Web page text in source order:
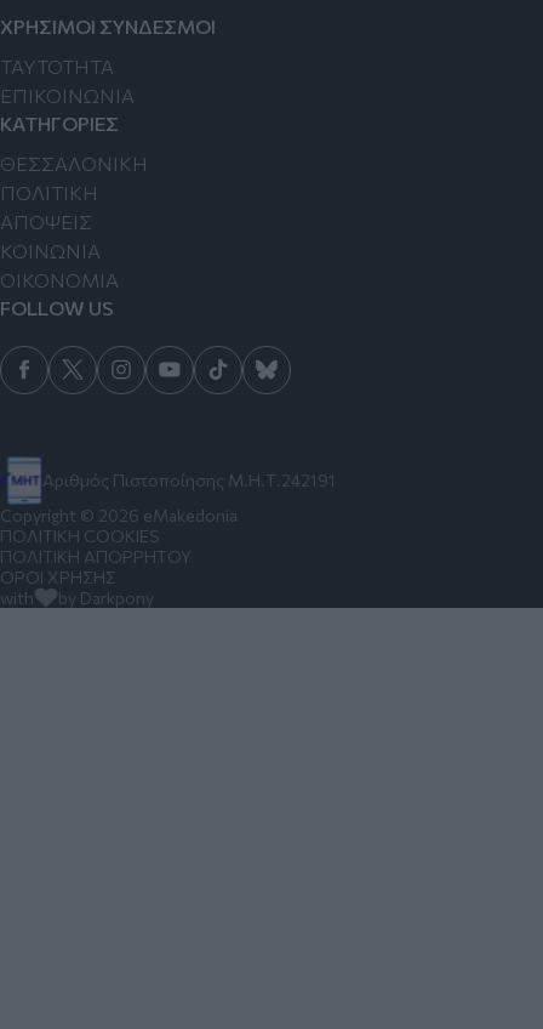
Αριθμός Πιστοποίησης Μ.Η.Τ.242191
ΧΡΗΣΙΜΟΙ ΣΥΝΔΕΣΜΟΙ
TAYTOTHTA
ΕΠΙΚΟΙΝΩΝΙΑ
ΚΑΤΗΓΟΡΙΕΣ
ΘΕΣΣΑΛΟΝΙΚΗ
ΠΟΛΙΤΙΚΗ
ΑΠΟΨΕΙΣ
ΚΟΙΝΩΝΙΑ
ΟΙΚΟΝΟΜΙΑ
FOLLOW US
Copyright © 2026 eMakedonia
ΠΟΛΙΤΙΚΗ COOKIES
ΠΟΛΙΤΙΚΗ ΑΠΟΡΡΗΤΟΥ
ΟΡΟΙ ΧΡΗΣΗΣ
with
by Darkpony